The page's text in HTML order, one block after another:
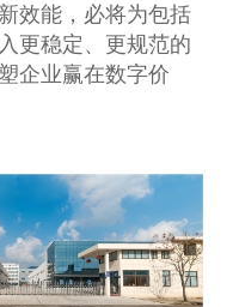
效能，必将为包括
更稳定、更规范的
企业赢在数字价